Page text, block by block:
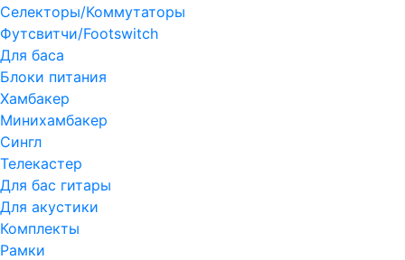
Селекторы/Коммутаторы
Футсвитчи/Footswitch
Для баса
Блоки питания
Хамбакер
Минихамбакер
Сингл
Телекастер
Для бас гитары
Для акустики
Комплекты
Рамки